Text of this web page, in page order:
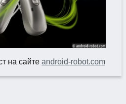
на сайте android-robot.com